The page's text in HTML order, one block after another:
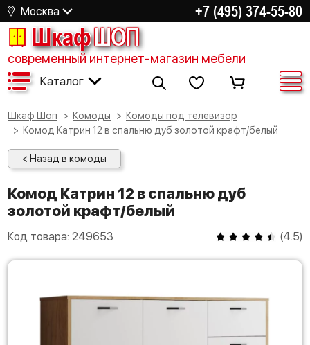
Москва +7 (495) 374-55-80
ШкафШОП
современный интернет-магазин мебели
Каталог
Шкаф Шоп Комоды
Комоды под телевизор
Комод Катрин 12 в спальню дуб золотой крафт/белый
< Назад в комоды
Комод Катрин 12 в спальню дуб
золотой крафт/белый
Код товара: 249653 (4.5)